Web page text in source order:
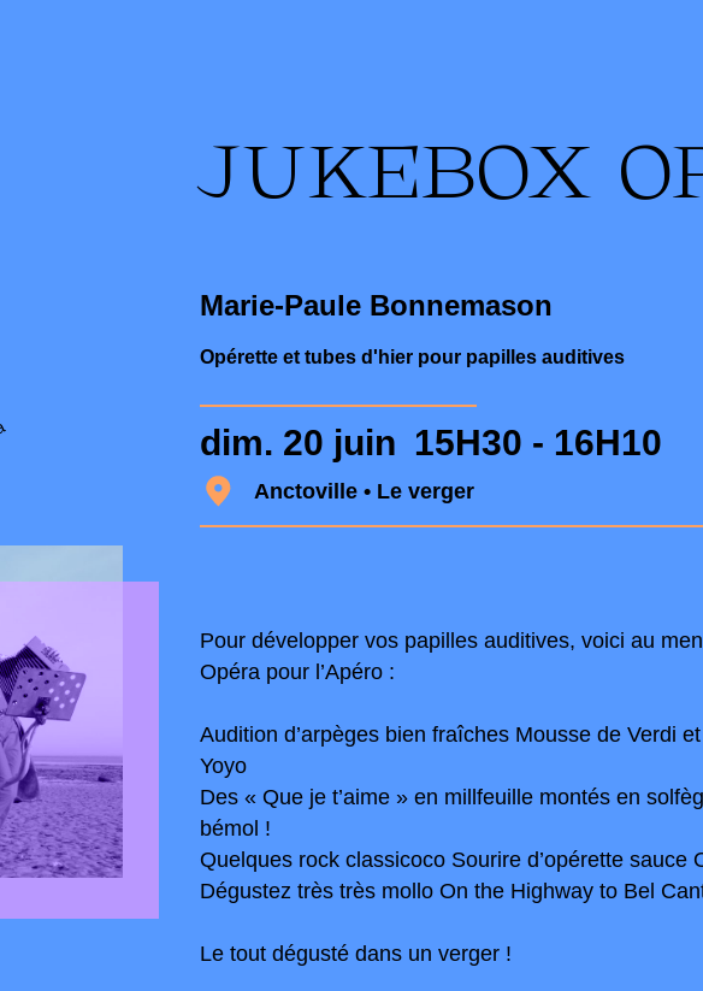
JUKEBOX
Marie-Paule Bonnemason
Opérette et tubes d'hier pour papilles auditives
dim. 20 juin 15H30 - 16H10
Anctoville • Le verger
Pour développer vos papilles auditives, voici au
Opéra pour l’Apéro :
Audition d’arpèges bien fraîches Mousse de Verdi
Yoyo
Des « Que je t’aime » en millfeuille montés en
bémol !
Quelques rock classicoco Sourire d’opérette sauce
Dégustez très très mollo On the Highway to Bel
Le tout dégusté dans un verger !